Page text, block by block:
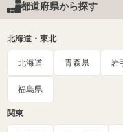
都道府県から探す
北海道・東北
北海道 青森県 岩
福島県
関東